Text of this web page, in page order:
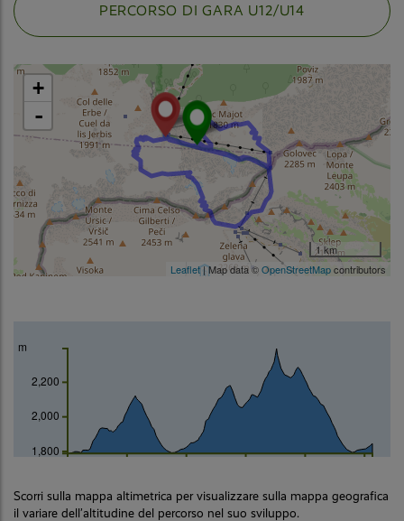
PERCORSO DI GARA U12/U14
+
-
1 km
Leaflet| Map data ©OpenStreetMapcontributors
1,800
2,000
2,200
m
Scorri sulla mappa altimetrica per visualizzare sulla mappa geografica
il variare dell’altitudine del percorso nel suo sviluppo.